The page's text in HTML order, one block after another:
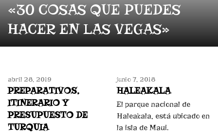
«30 COSAS QUE PUEDES
HACER EN LAS VEGAS»
abril 28, 2019
PREPARATIVOS,
ITINERARIO Y
PRESUPUESTO DE
TURQUIA
junio 7, 2018
HALEAKALA
El parque nacional de
Haleakala, está ubicado en
la isla de Maui.